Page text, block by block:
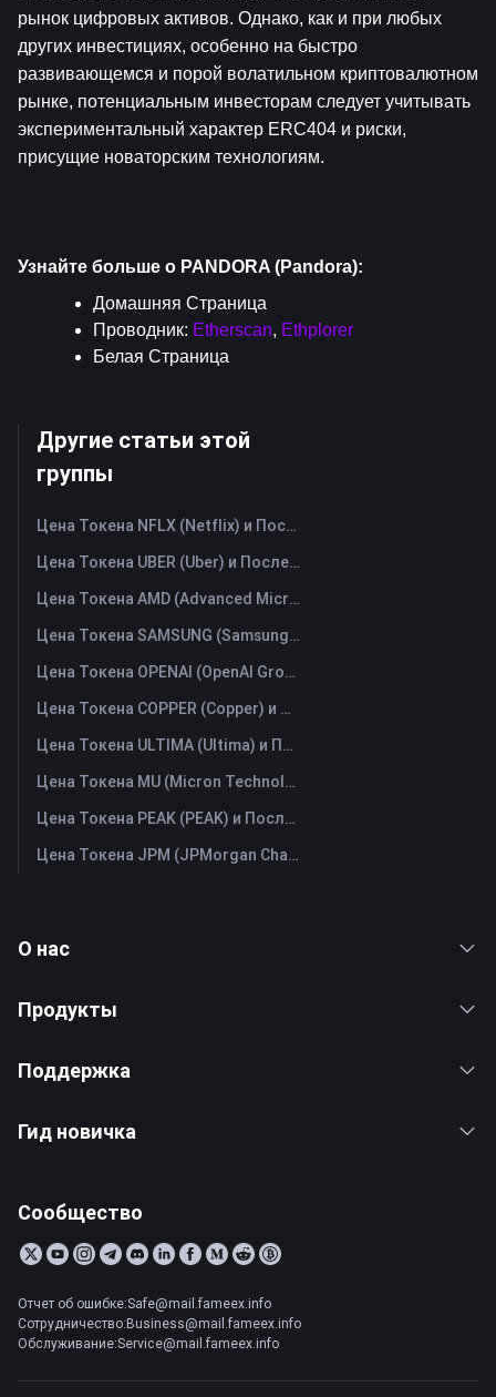
рынок цифровых активов. Однако, как и при любых
других инвестициях, особенно на быстро
развивающемся и порой волатильном криптовалютном
рынке, потенциальным инвесторам следует учитывать
экспериментальный характер ERC404 и риски,
присущие новаторским технологиям.
Узнайте больше о PANDORA (Pandora):
Домашняя Страница
Проводник: Etherscan, Ethplorer
Белая Страница
Другие статьи этой
группы
Цена Токена NFLX (Netflix) и Последний График в Реальном Времени
Цена Токена UBER (Uber) и Последний График в Реальном Времени
Цена Токена AMD (Advanced Micro Devices) и Последний График в Реальном Времени
Цена Токена SAMSUNG (Samsung Electronics Co., Ltd) и Последний График в Реальном Времени
Цена Токена OPENAI (OpenAI Group PBC) и Последний График в Реальном Времени
Цена Токена COPPER (Copper) и Последний График в Реальном Времени
Цена Токена ULTIMA (Ultima) и Последний График в Реальном Времени
Цена Токена MU (Micron Technology) и Последний График в Реальном Времени
Цена Токена PEAK (PEAK) и Последний График в Реальном Времени
Цена Токена JPM (JPMorgan Chase) и Последний График в Реальном Времени
О нас
Продукты
Поддержка
Гид новичка
Сообщество
Отчет об ошибке:Safe@mail.fameex.info
Сотрудничество:Business@mail.fameex.info
Обслуживание:Service@mail.fameex.info